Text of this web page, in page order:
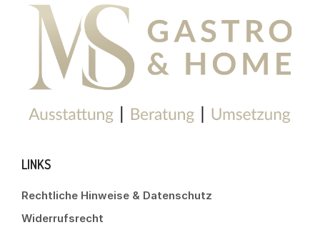
LINKS
Rechtliche Hinweise & Datenschutz
Widerrufsrecht